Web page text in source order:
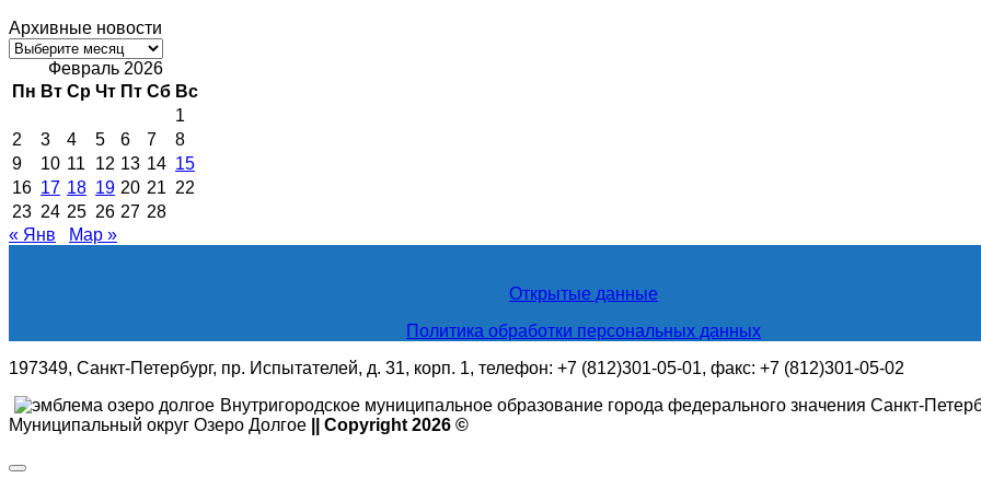
Архивные новости
Архивные
новостиФевраль 2026
Пн Вт Ср Чт Пт Сб Вс
1
2
3 4 5 6 7
8
9
10 11 12 13 14 15
16 17 18 19 20 21 22
23 24 25 26 27 28
« Янв
Мар »
Открытые данные
Политика обработки персональных данных
197349, Санкт-Петербург, пр. Испытателей, д. 31, корп. 1, телефон: +7 (812)301-05-01, факс: +7 (812)301-05-02
Внутригородское муниципальное образование города федерального значения Санкт-
Муниципальный округ Озеро Долгое
|| Copyright 2026 ©